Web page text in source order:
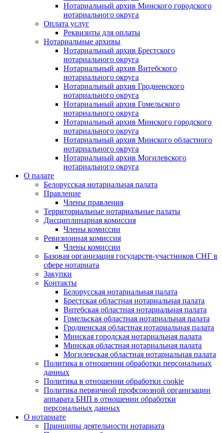
Нотариальный архив Минского городского
нотариального округа
Оплата услуг
Реквизиты для оплаты
Нотариальные архивы
Нотариальный архив Брестского
нотариального округа
Нотариальный архив Витебского
нотариального округа
Нотариальный архив Гродненского
нотариального округа
Нотариальный архив Гомельского
нотариального округа
Нотариальный архив Минского городского
нотариального округа
Нотариальный архив Минского областного
нотариального округа
Нотариальный архив Могилевского
нотариального округа
О палате
Белорусская нотариальная палата
Правление
Члены правления
Территориальные нотариальные палаты
Дисциплинарная комиссия
Члены комиссии
Ревизионная комиссия
Члены комиссии
Базовая организация государств-участников СНГ в
сфере нотариата
Закупки
Контакты
Белорусская нотариальная палата
Брестская областная нотариальная палата
Витебская областная нотариальная палата
Гомельская областная нотариальная палата
Гродненская областная нотариальная палата
Минская городская нотариальная палата
Минская областная нотариальная палата
Могилевская областная нотариальная палата
Политика в отношении обработки персональных
данных
Политика в отношении обработки cookie
Политика первичной профсоюзной организации
аппарата БНП в отношении обработки
персональных данных
О нотариате
Принципы деятельности нотариата